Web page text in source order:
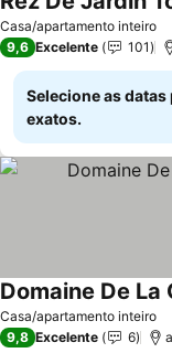
Casa/apartamento inteiro
Ver preços
9,6 Excelente 101
Selecione as
exatos.
Casa/apartamento inteiro
Domaine De
9,8 Excelente 6